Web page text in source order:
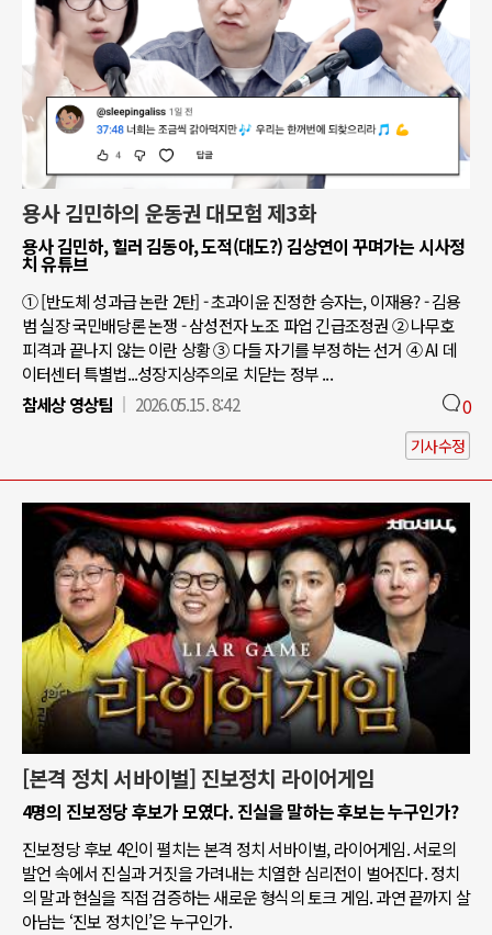
용사 김민하의 운동권 대모험 제3화
용사 김민하, 힐러 김동아, 도적(대도?) 김상연이 꾸며가는 시사정
치 유튜브
① [반도체 성과급 논란 2탄] - 초과이윤 진정한 승자는, 이재용? - 김용
범 실장 국민배당론 논쟁 - 삼성전자 노조 파업 긴급조정권 ② 나무호
피격과 끝나지 않는 이란 상황 ③ 다들 자기를 부정하는 선거 ④ AI 데
이터센터 특별법...성장지상주의로 치닫는 정부 ...
참세상 영상팀
2026.05.15. 8:42 0
기사수정
[본격 정치 서바이벌] 진보정치 라이어게임
4명의 진보정당 후보가 모였다. 진실을 말하는 후보는 누구인가?
진보정당 후보 4인이 펼치는 본격 정치 서바이벌, 라이어게임. 서로의
발언 속에서 진실과 거짓을 가려내는 치열한 심리전이 벌어진다. 정치
의 말과 현실을 직접 검증하는 새로운 형식의 토크 게임. 과연 끝까지 살
아남는 ‘진보 정치인’은 누구인가.